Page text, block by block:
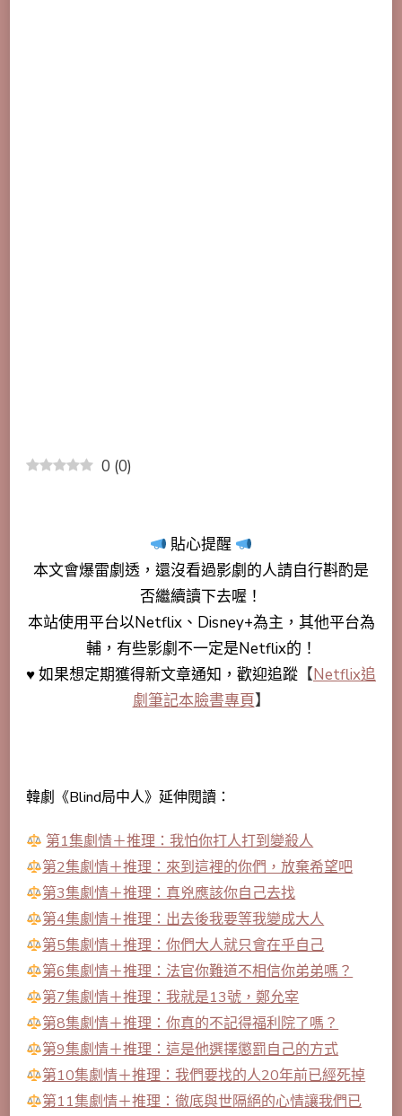
0 (0)
貼心提醒
本文會爆雷劇透 ，還沒看過影劇的人請自行斟酌是
否繼續讀下去喔！
本站使用平台以Netflix、Disney+為主，其他平台為
輔，有些影劇不一定是Netflix的！
♥ 如果想定期獲得新文章通知，歡迎追蹤 【Netflix追
劇筆記本臉書專頁】
韓劇《Blind局中人》延伸閱讀：
第1集劇情＋推理：我怕你打人打到變殺人
第2集劇情＋推理：來到這裡的你們，放棄希望吧
第3集劇情＋推理：真兇應該你自己去找
第4集劇情＋推理：出去後我要等我變成大人
第5集劇情＋推理：你們大人就只會在乎自己
第6集劇情＋推理：法官你難道不相信你弟弟嗎？
第7集劇情＋推理：我就是13號，鄭允宰
第8集劇情＋推理：你真的不記得福利院了嗎？
第9集劇情＋推理：這是他選擇懲罰自己的方式
第10集劇情＋推理：我們要找的人20年前已經死掉
第11集劇情＋推理：徹底與世隔絕的心情讓我們已